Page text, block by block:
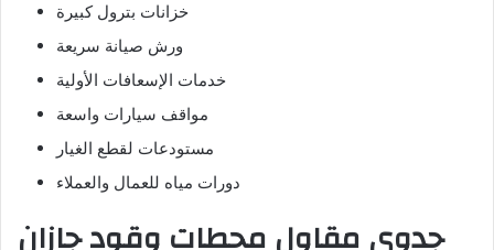
خزانات بترول كبيرة
ورش صيانة سريعة
خدمات الإسعافات الأولية
مواقف سيارات واسعة
مستودعات لقطع الغيار
دورات مياه للعمال والعملاء